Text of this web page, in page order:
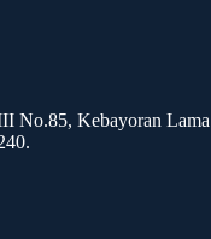
No.85, Kebayoran Lama